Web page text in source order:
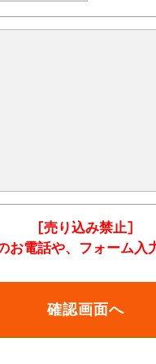
[売り込み禁止]
電話や、フォーム入